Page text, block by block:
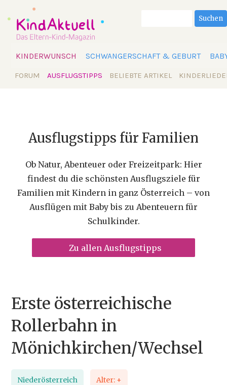
überspringen
KINDERWUNSCH SCHWANGERSCHAFT & GEBURT
Navigation
FORUM AUSFLUGSTIPPS BELIEBTE ARTIKEL
Suchen
Ausflugstipps für Familien
Ob Natur, Abenteuer oder Freizeitpark: Hier
findest du die schönsten Ausflugsziele für
Familien mit Kindern in ganz Österreich – von
Ausflügen mit Baby bis zu Abenteuern für
Schulkinder.
Zu allen Ausflugstipps
Erste österreichische
Rollerbahn in
Mönichkirchen/Wechsel
Niederösterreich Alter: +